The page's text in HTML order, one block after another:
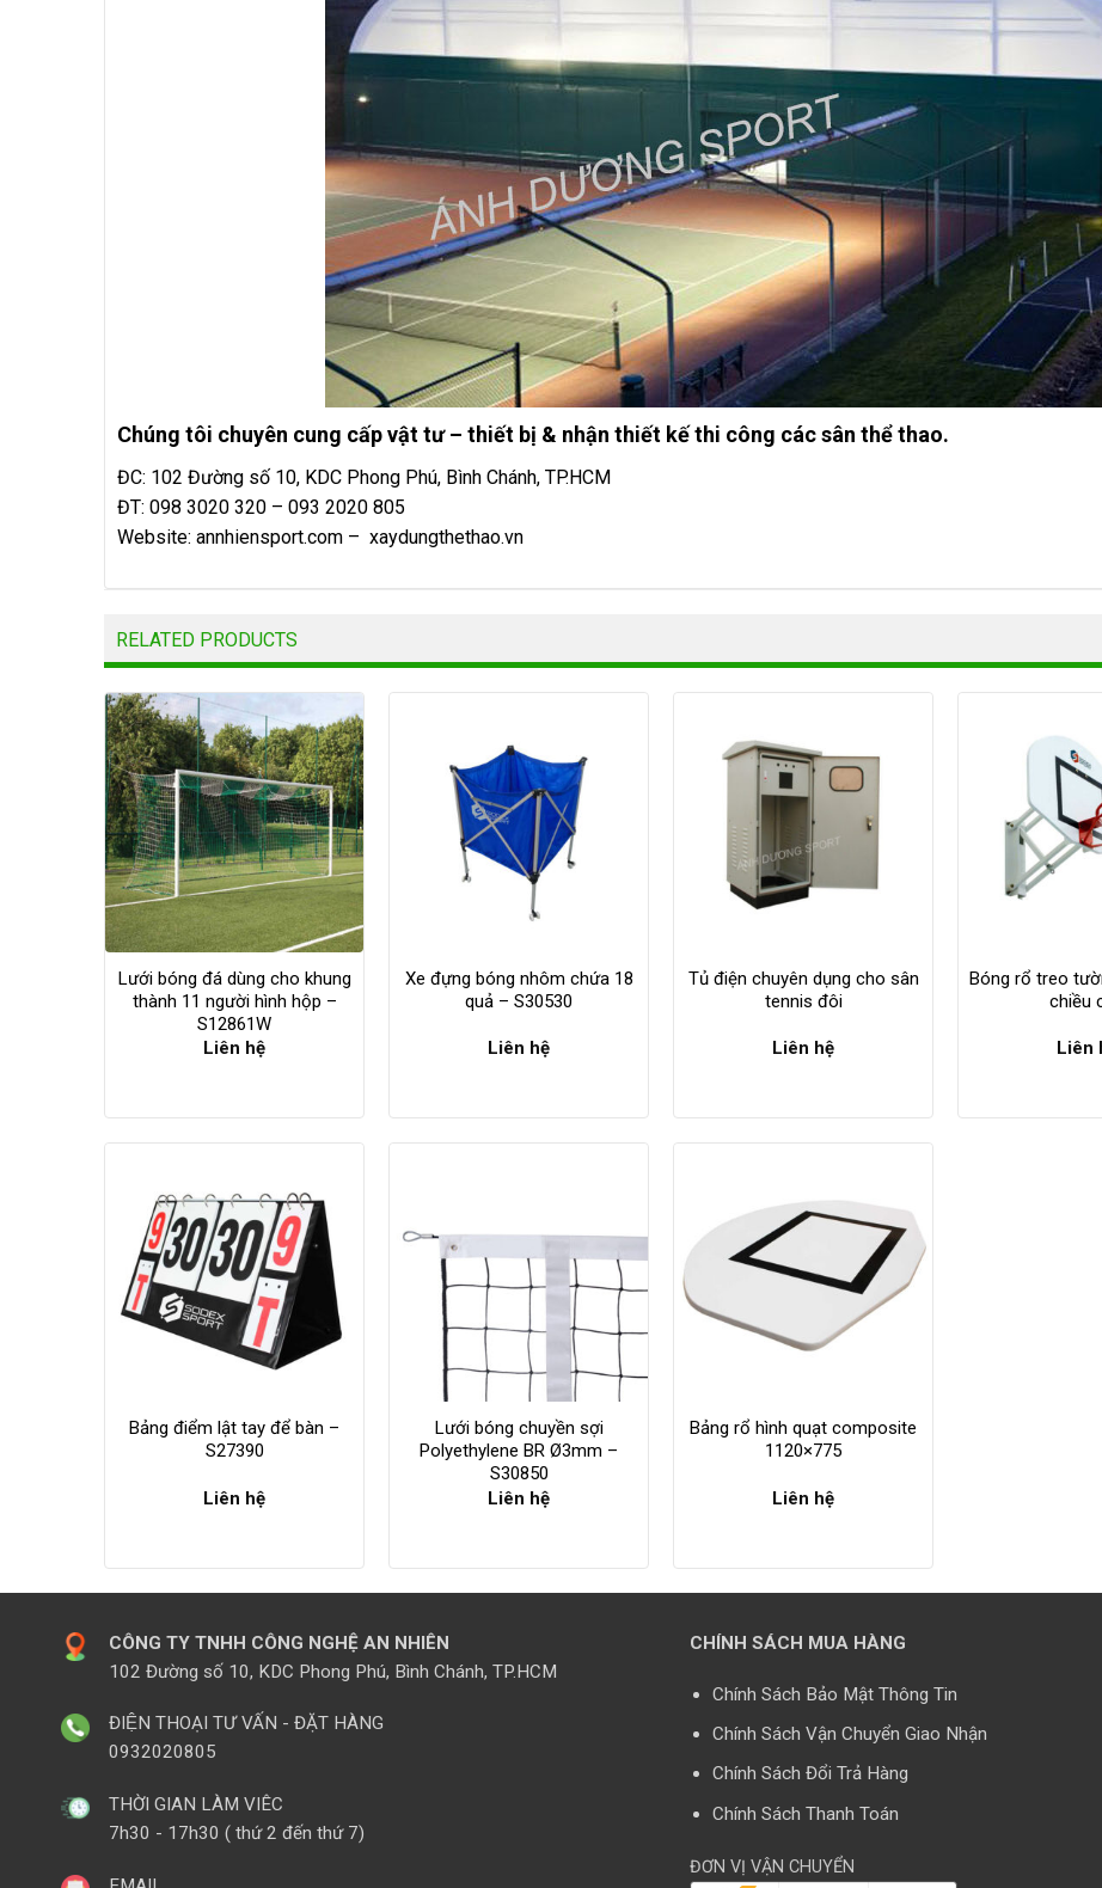
Chúng tôi chuyên cung cấp vật tư – thiết bị & nhận thiết kế thi công các sân thể thao.
ĐC: 102 Đường số 10, KDC Phong Phú, Bình Chánh, TP.HCM
ĐT: 098 3020 320 – 093 2020 805
Website: annhiensport.com – xaydungthethao.vn
RELATED PRODUCTS
Lưới bóng đá dùng cho khung
thành 11 người hình hộp –
S12861W
Liên hệ
Xe đựng bóng nhôm chứa 18
quả – S30530
Liên hệ
Tủ điện chuyên dụng cho sân
tennis đôi
Liên hệ
Bóng rổ treo
chiều
Liên
Bảng điểm lật tay để bàn –
S27390
Liên hệ
Lưới bóng chuyền sợi
Polyethylene BR Ø3mm –
S30850
Liên hệ
Bảng rổ hình quạt composite
1120×775
Liên hệ
CÔNG TY TNHH CÔNG NGHỆ AN NHIÊN
102 Đường số 10, KDC Phong Phú, Bình Chánh, TP.HCM
ĐIỆN THOẠI TƯ VẤN - ĐẶT HÀNG
0932020805
THỜI GIAN LÀM VIÊC
7h30 - 17h30 ( thứ 2 đến thứ 7)
CHÍNH SÁCH MUA HÀNG
Chính Sách Bảo Mật Thông Tin
Chính Sách Vận Chuyển Giao Nhận
Chính Sách Đổi Trả Hàng
Chính Sách Thanh Toán
ĐƠN VỊ VẬN CHUYỂN